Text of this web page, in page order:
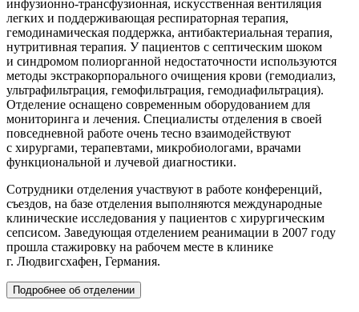
инфузионно-трансфузионная, искусственная вентиляция
легких и поддерживающая респираторная терапия,
гемодинамическая поддержка, антибактериальная терапия,
нутритивная терапия. У пациентов с септическим шоком
и синдромом полиорганной недостаточности используются
методы экстракорпорального очищения крови (гемодиализ,
ультрафильтрация, гемофильтрация, гемодиафильтрация).
Отделение оснащено современным оборудованием для
мониторинга и лечения. Специалисты отделения в своей
повседневной работе очень тесно взаимодействуют
с хирургами, терапевтами, микробиологами, врачами
функциональной и лучевой диагностики.
Сотрудники отделения участвуют в работе конференций,
съездов, на базе отделения выполняются международные
клинические исследования у пациентов с хирургическим
сепсисом. Заведующая отделением реанимации в 2007 году
прошла стажировку на рабочем месте в клинике
г. Людвигсхафен, Германия.
Подробнее об отделении